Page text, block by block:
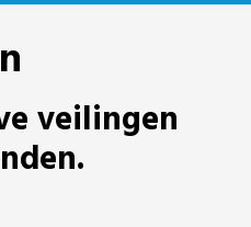
veilingen